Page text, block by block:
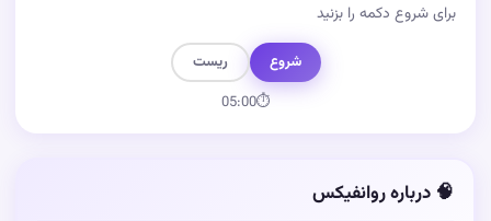
برای شروع دکمه را بزنید
شروع
ریست
⏱
05:00
🧠 درباره روانفیکس